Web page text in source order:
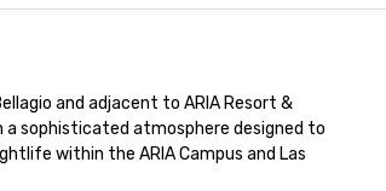
and adjacent to ARIA Resort &
a sophisticated atmosphere designed to
within the ARIA Campus and Las